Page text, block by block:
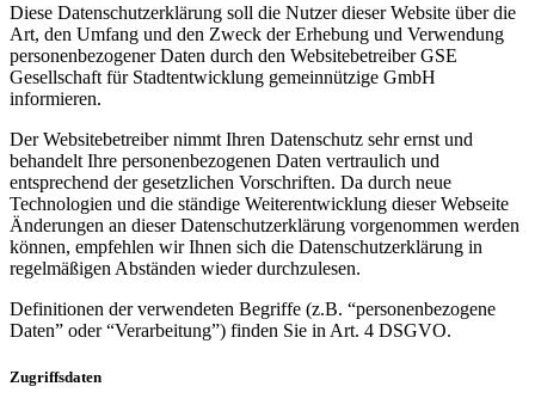
Diese Datenschutzerklärung soll die Nutzer dieser Website über die
Art, den Umfang und den Zweck der Erhebung und Verwendung
personenbezogener Daten durch den Websitebetreiber GSE
Gesellschaft für Stadtentwicklung gemeinnützige GmbH
informieren.
Der Websitebetreiber nimmt Ihren Datenschutz sehr ernst und
behandelt Ihre personenbezogenen Daten vertraulich und
entsprechend der gesetzlichen Vorschriften. Da durch neue
Technologien und die ständige Weiterentwicklung dieser Webseite
Änderungen an dieser Datenschutzerklärung vorgenommen werden
können, empfehlen wir Ihnen sich die Datenschutzerklärung in
regelmäßigen Abständen wieder durchzulesen.
Definitionen der verwendeten Begriffe (z.B. “personenbezogene
Daten” oder “Verarbeitung”) finden Sie in Art. 4 DSGVO.
Zugriffsdaten